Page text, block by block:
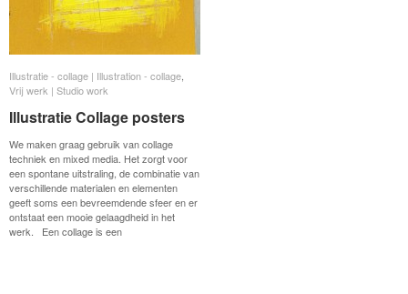
Illustratie - collage | Illustration - collage
Vrij werk | Studio work
Illustratie Collage posters
We maken graag gebruik van collage
techniek en mixed media. Het zorgt voor
een spontane uitstraling, de combinatie van
verschillende materialen en elementen
geeft soms een bevreemdende sfeer en er
ontstaat een mooie gelaagdheid in het
werk. Een collage is een
Illustratie - collage | Illustration - collage
Vrij werk | Studio work
Illustratie Collage posters